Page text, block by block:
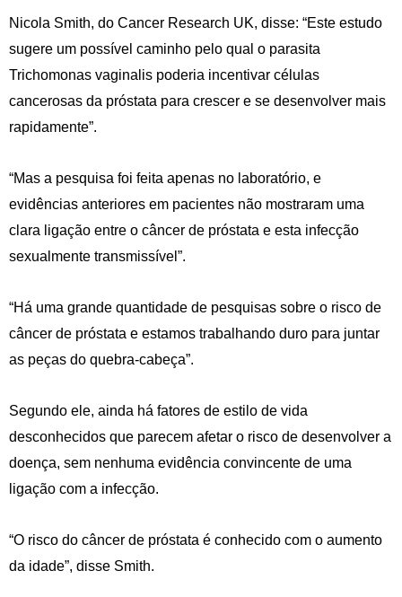
Nicola Smith, do Cancer Research UK, disse: “Este estudo
sugere um possível caminho pelo qual o parasita
Trichomonas vaginalis poderia incentivar células
cancerosas da próstata para crescer e se desenvolver mais
rapidamente”.
“Mas a pesquisa foi feita apenas no laboratório, e
evidências anteriores em pacientes não mostraram uma
clara ligação entre o câncer de próstata e esta infecção
sexualmente transmissível”.
“Há uma grande quantidade de pesquisas sobre o risco de
câncer de próstata e estamos trabalhando duro para juntar
as peças do quebra-cabeça”.
Segundo ele, ainda há fatores de estilo de vida
desconhecidos que parecem afetar o risco de desenvolver a
doença, sem nenhuma evidência convincente de uma
ligação com a infecção.
“O risco do câncer de próstata é conhecido com o aumento
da idade”, disse Smith.